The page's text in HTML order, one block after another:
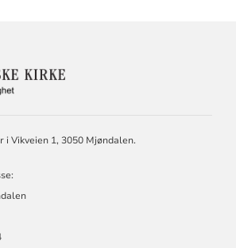
i Vikveien 1, 3050 Mjøndalen.